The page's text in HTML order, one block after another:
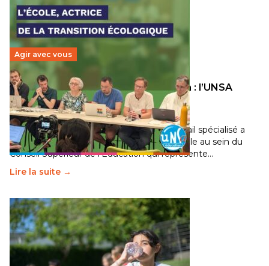
Agir avec vous
Transition écologique de l’éducation : l’UNSA
Éducation fait bouger les lignes
30 juin 2026-National
Pendant plusieurs mois, un groupe de travail spécialisé a
travaillé sur la transition écologique de l’Ecole au sein du
Conseil Supérieur de l’Éducation qui représente…
Lire la suite →